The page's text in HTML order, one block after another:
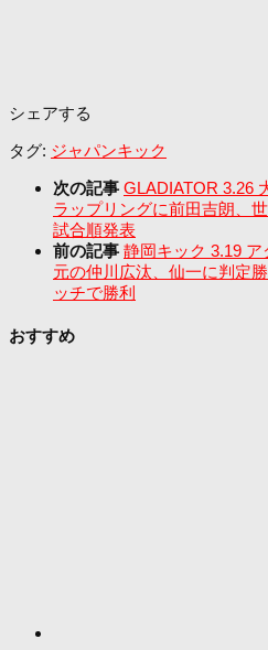
シェアする
タグ: ジャパンキック
次の記事 GLADIATOR 3.26
ラップリングに前田吉朗、
試合順発表
前の記事 静岡キック 3.19
元の仲川広汰、仙一に判定
ッチで勝利
おすすめ